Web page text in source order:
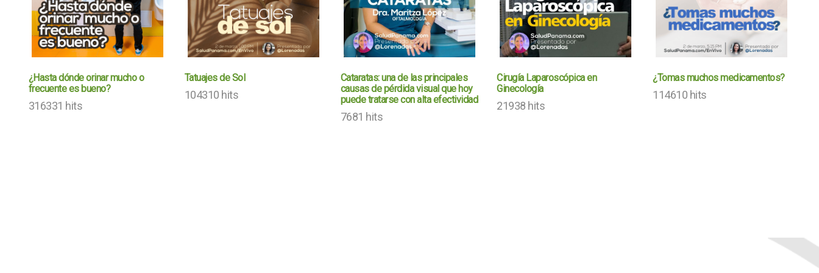
¿Hasta dónde orinar mucho o
frecuente es bueno?
316331 hits
Tatuajes de Sol
104310 hits
Cataratas: una de las principales
causas de pérdida visual que hoy
puede tratarse con alta efectividad
7681 hits
Cirugía Laparoscópica en
Ginecología
21938 hits
¿Tomas muchos medicamentos?
114610 hits